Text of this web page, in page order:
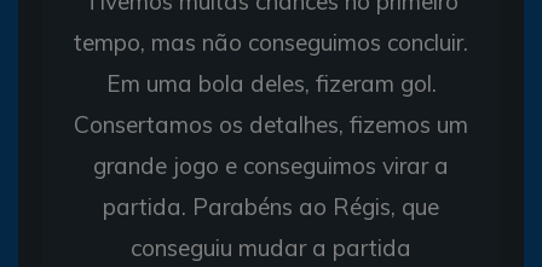
tempo, mas não conseguimos concluir.
Em uma bola deles, fizeram gol.
Consertamos os detalhes, fizemos um
grande jogo e conseguimos virar a
partida. Parabéns ao Régis, que
conseguiu mudar a partida